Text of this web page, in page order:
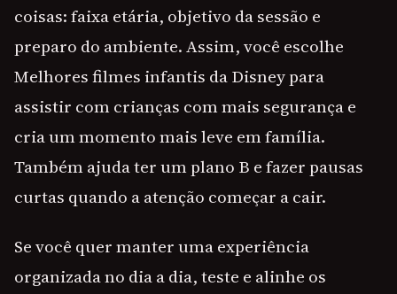
coisas: faixa etária, objetivo da sessão e
preparo do ambiente. Assim, você escolhe
Melhores filmes infantis da Disney para
assistir com crianças com mais segurança e
cria um momento mais leve em família.
Também ajuda ter um plano B e fazer pausas
curtas quando a atenção começar a cair.
Se você quer manter uma experiência
organizada no dia a dia, teste e alinhe os